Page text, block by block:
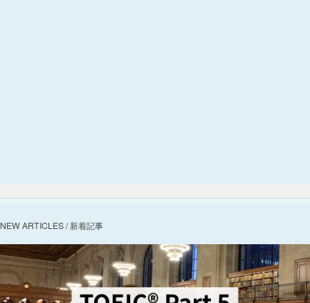
NEW ARTICLES / 新着記事